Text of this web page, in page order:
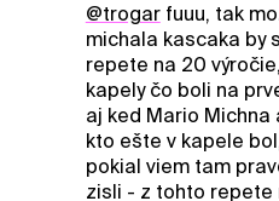
@trogarfuuu, tak
michala kascaka by
repete na 20
kapely čo boli na
aj ked Mario Michna
kto ešte v kapele
pokial viem tam
zisli - z tohto repete